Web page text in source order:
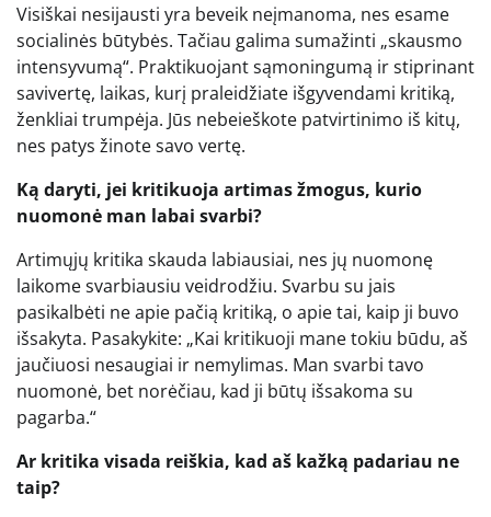
Visiškai nesijausti yra beveik neįmanoma, nes esame
socialinės būtybės. Tačiau galima sumažinti „skausmo
intensyvumą“. Praktikuojant sąmoningumą ir stiprinant
savivertę, laikas, kurį praleidžiate išgyvendami kritiką,
ženkliai trumpėja. Jūs nebeieškote patvirtinimo iš kitų,
nes patys žinote savo vertę.
Ką daryti, jei kritikuoja artimas žmogus, kurio
nuomonė man labai svarbi?
Artimųjų kritika skauda labiausiai, nes jų nuomonę
laikome svarbiausiu veidrodžiu. Svarbu su jais
pasikalbėti ne apie pačią kritiką, o apie tai, kaip ji buvo
išsakyta. Pasakykite: „Kai kritikuoji mane tokiu būdu, aš
jaučiuosi nesaugiai ir nemylimas. Man svarbi tavo
nuomonė, bet norėčiau, kad ji būtų išsakoma su
pagarba.“
Ar kritika visada reiškia, kad aš kažką padariau ne
taip?